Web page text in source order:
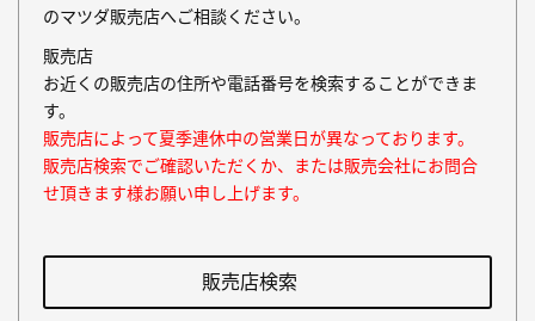
のマツダ販売店へご相談ください。
販売店
お近くの販売店の住所や電話番号を検索することができま
す。
販売店によって夏季連休中の営業日が異なっております。
販売店検索でご確認いただくか、または販売会社にお問合
せ頂きます様お願い申し上げます。
販売店検索